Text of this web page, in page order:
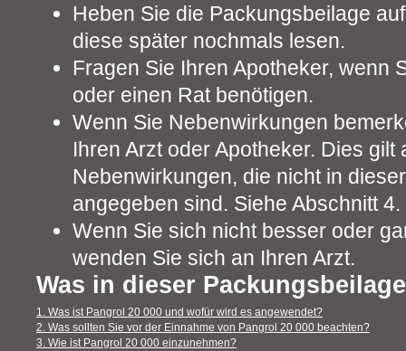
Heben Sie die Packungsbeilage
diese später nochmals lesen.
Fragen Sie Ihren Apotheker, wenn
oder einen Rat benötigen.
Wenn Sie Nebenwirkungen
Ihren Arzt oder Apotheker. Dies gilt
Nebenwirkungen, die nicht in
angegeben sind. Siehe Abschnitt 4.
Wenn Sie sich nicht besser oder
wenden Sie sich an Ihren Arzt.
Was in dieser
1. Was ist Pangrol 20 000 und wofür wird es angewendet?
2. Was sollten Sie vor der Einnahme von Pangrol 20 000 beachten?
3. Wie ist Pangrol 20 000 einzunehmen?